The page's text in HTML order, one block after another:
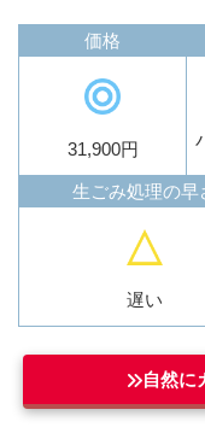
価格
31,900円
生ごみ処理の早
遅い
自然に